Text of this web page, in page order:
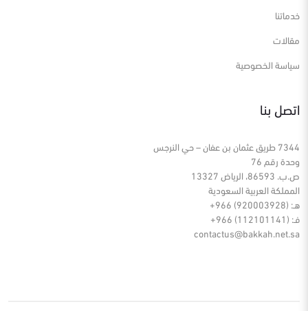
خدماتنا
مقالات
سياسة الخصوصية
اتصل بنا
7344 طريق عثمان بن عفان – حي النرجس
وحدة رقم 76
ص.ب. 86593، الرياض 13327
المملكة العربية السعودية
هـ: (920003928) 966+
فـ: (112101141) 966+
contactus@bakkah.net.sa